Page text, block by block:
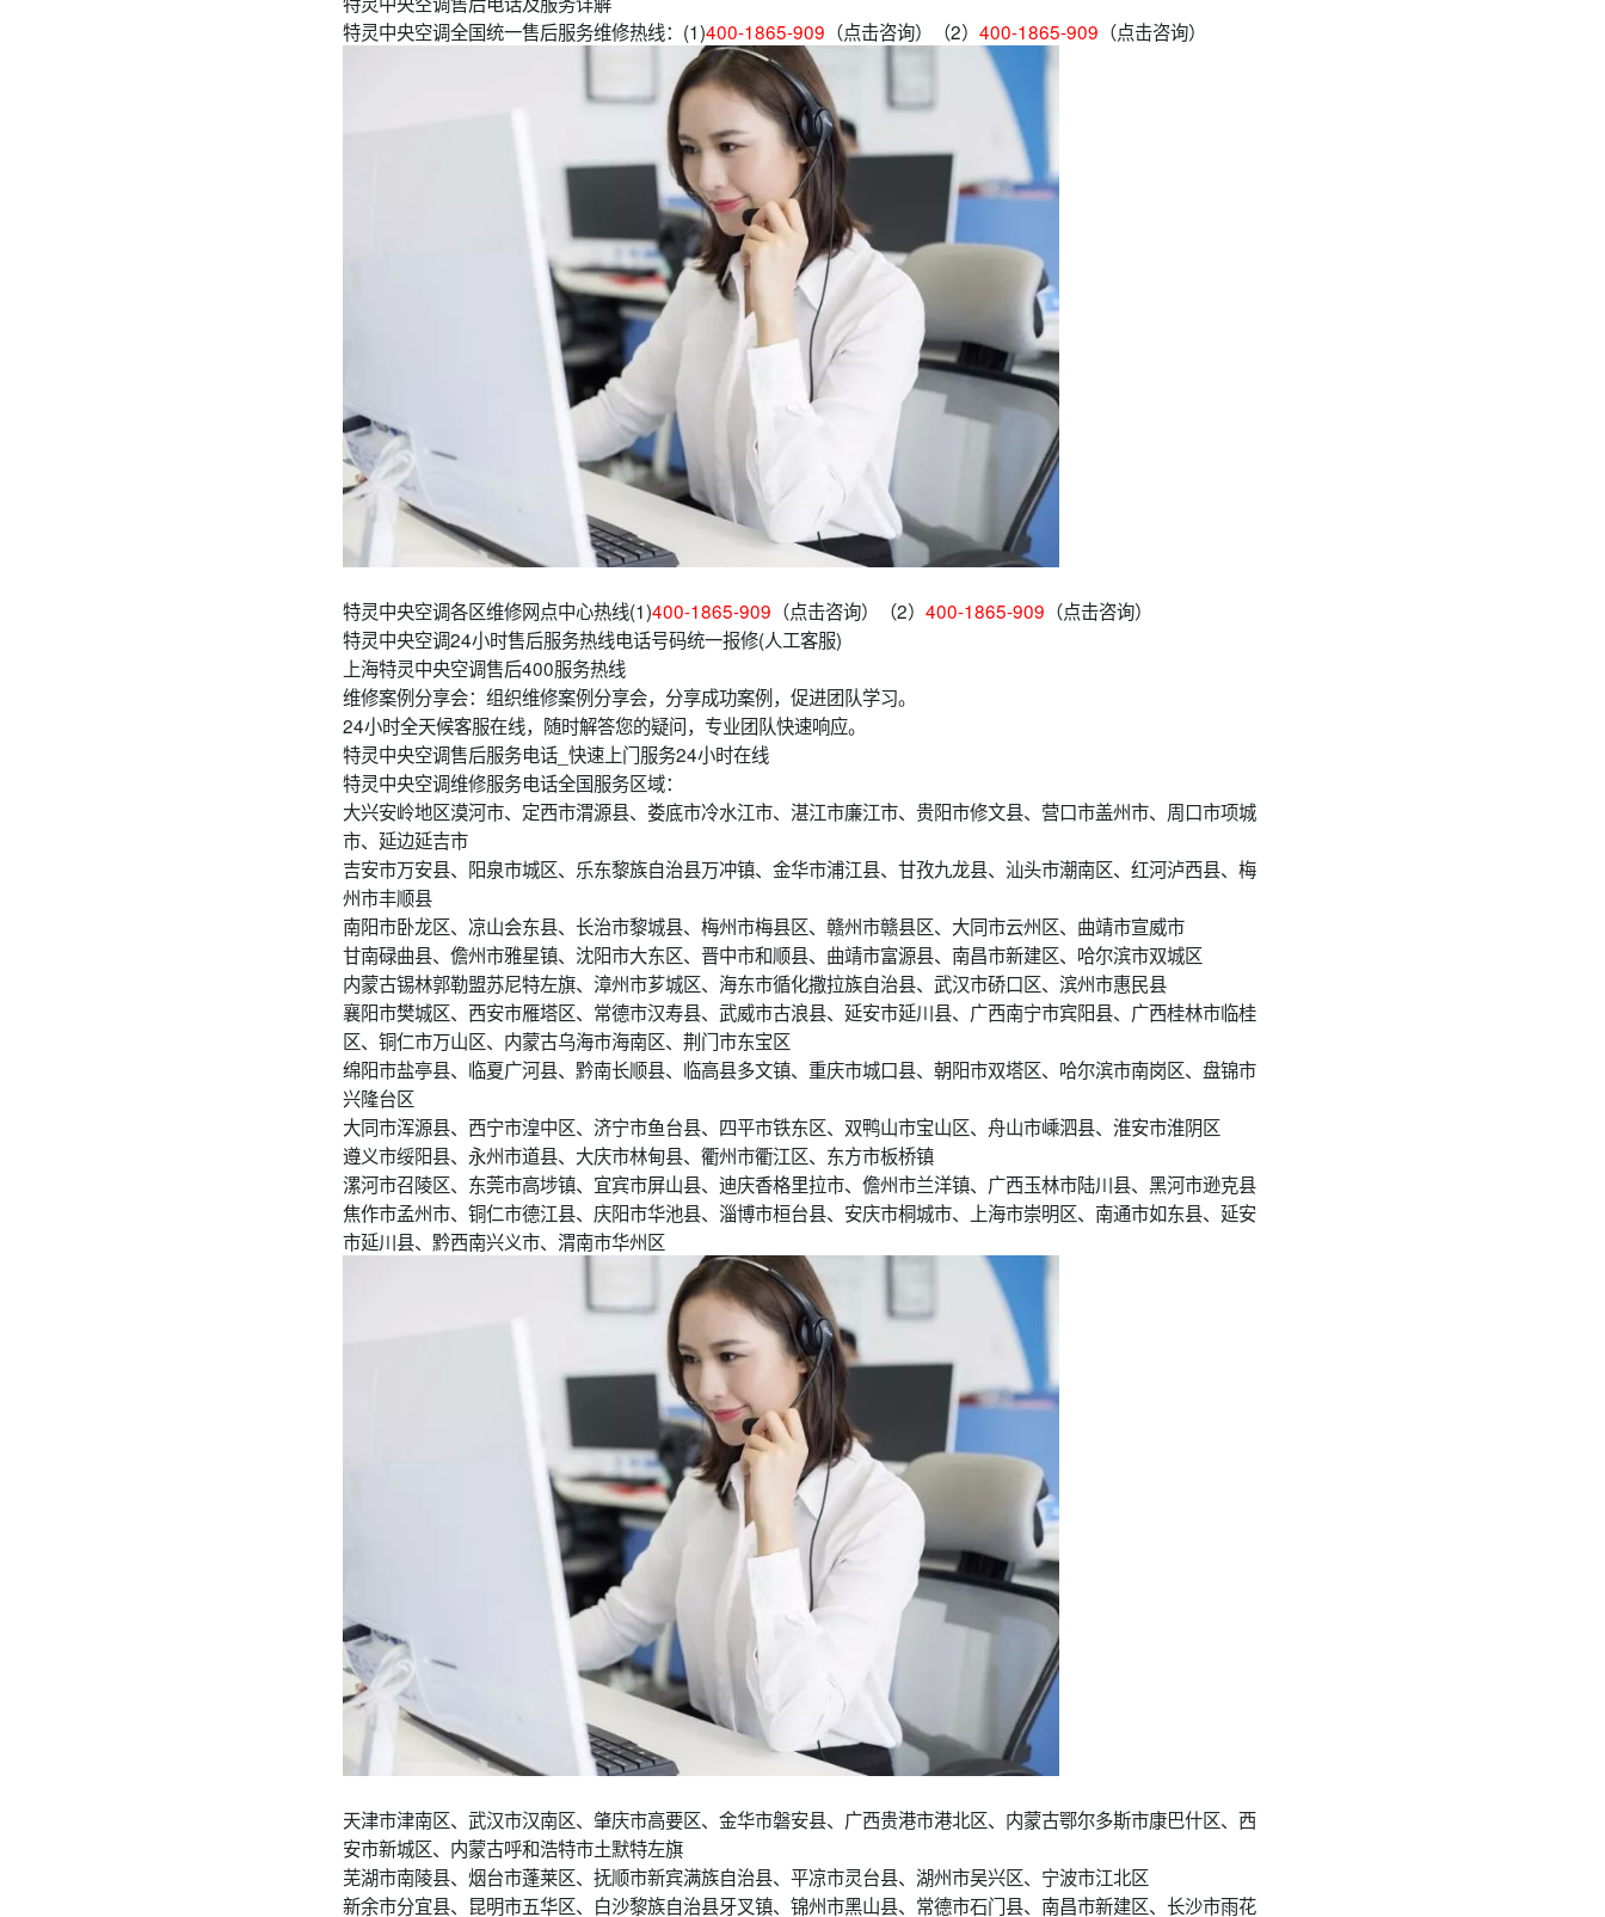
特灵中央空调全国统一售后服务维修热线：(1)400-1865-909 （点击咨询）（2） 400-1865-909 （点击咨询）
特灵中央空调各区维修网点中心热线(1)400-1865-909 （点击咨询）（2） 400-1865-909 （点击咨询）
特灵中央空调24小时售后服务热线电话号码统一报修(人工客服)
上海特灵中央空调售后400服务热线
维修案例分享会：组织维修案例分享会，分享成功案例，促进团队学习。
24小时全天候客服在线，随时解答您的疑问，专业团队快速响应。
特灵中央空调售后服务电话_快速上门服务24小时在线
特灵中央空调维修服务电话全国服务区域：
大兴安岭地区漠河市、定西市渭源县、娄底市冷水江市、湛江市廉江市、贵阳市修文县、营口市盖州市、周口市项城
市、延边延吉市
吉安市万安县、阳泉市城区、乐东黎族自治县万冲镇、金华市浦江县、甘孜九龙县、汕头市潮南区、红河泸西县、梅
州市丰顺县
南阳市卧龙区、凉山会东县、长治市黎城县、梅州市梅县区、赣州市赣县区、大同市云州区、曲靖市宣威市
甘南碌曲县、儋州市雅星镇、沈阳市大东区、晋中市和顺县、曲靖市富源县、南昌市新建区、哈尔滨市双城区
内蒙古锡林郭勒盟苏尼特左旗、漳州市芗城区、海东市循化撒拉族自治县、武汉市硚口区、滨州市惠民县
襄阳市樊城区、西安市雁塔区、常德市汉寿县、武威市古浪县、延安市延川县、广西南宁市宾阳县、广西桂林市临桂
区、铜仁市万山区、内蒙古乌海市海南区、荆门市东宝区
绵阳市盐亭县、临夏广河县、黔南长顺县、临高县多文镇、重庆市城口县、朝阳市双塔区、哈尔滨市南岗区、盘锦市
兴隆台区
大同市浑源县、西宁市湟中区、济宁市鱼台县、四平市铁东区、双鸭山市宝山区、舟山市嵊泗县、淮安市淮阴区
遵义市绥阳县、永州市道县、大庆市林甸县、衢州市衢江区、东方市板桥镇
漯河市召陵区、东莞市高埗镇、宜宾市屏山县、迪庆香格里拉市、儋州市兰洋镇、广西玉林市陆川县、黑河市逊克县
焦作市孟州市、铜仁市德江县、庆阳市华池县、淄博市桓台县、安庆市桐城市、上海市崇明区、南通市如东县、延安
市延川县、黔西南兴义市、渭南市华州区
天津市津南区、武汉市汉南区、肇庆市高要区、金华市磐安县、广西贵港市港北区、内蒙古鄂尔多斯市康巴什区、西
安市新城区、内蒙古呼和浩特市土默特左旗
芜湖市南陵县、烟台市蓬莱区、抚顺市新宾满族自治县、平凉市灵台县、湖州市吴兴区、宁波市江北区
新余市分宜县、昆明市五华区、白沙黎族自治县牙叉镇、锦州市黑山县、常德市石门县、南昌市新建区、长沙市雨花